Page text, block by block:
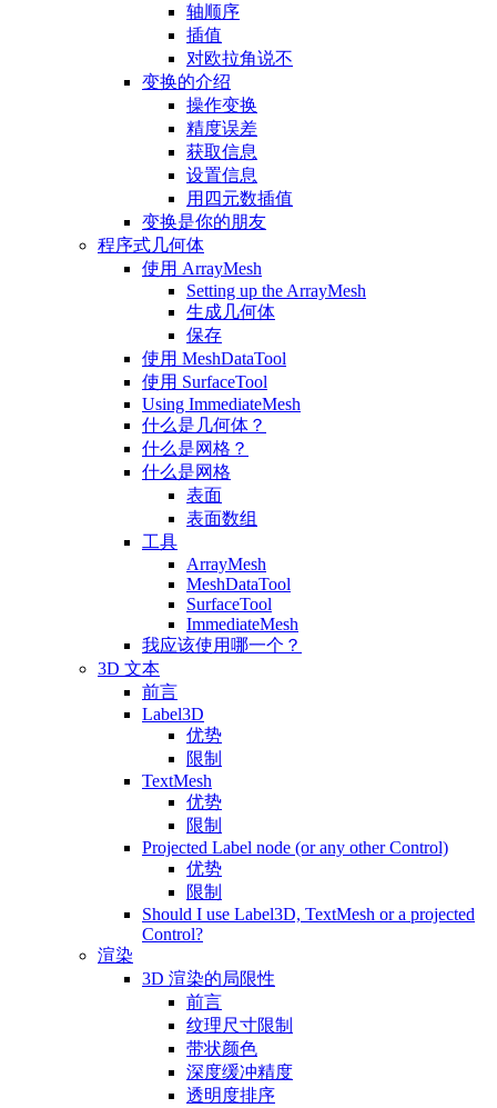
轴顺序
插值
对欧拉角说不
变换的介绍
操作变换
精度误差
获取信息
设置信息
用四元数插值
变换是你的朋友
程序式几何体
使用 ArrayMesh
Setting up the ArrayMesh
生成几何体
保存
使用 MeshDataTool
使用 SurfaceTool
Using ImmediateMesh
什么是几何体？
什么是网格？
什么是网格
表面
表面数组
工具
ArrayMesh
MeshDataTool
SurfaceTool
ImmediateMesh
我应该使用哪一个？
3D 文本
前言
Label3D
优势
限制
TextMesh
优势
限制
Projected Label node (or any other Control)
优势
限制
Should I use Label3D, TextMesh or a projected
Control?
渲染
3D 渲染的局限性
前言
纹理尺寸限制
带状颜色
深度缓冲精度
透明度排序